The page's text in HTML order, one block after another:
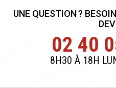
UNE QUESTION ?
02 40
8H30 À 18H